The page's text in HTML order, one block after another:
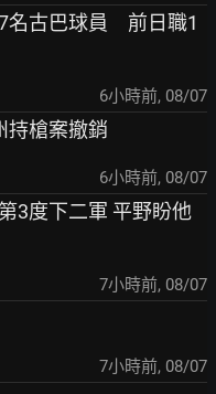
名古巴球員 前日職1
6小時前, 08/07
持槍案撤銷
6小時前, 08/07
3度下二軍 平野盼他
7小時前, 08/07
7小時前, 08/07